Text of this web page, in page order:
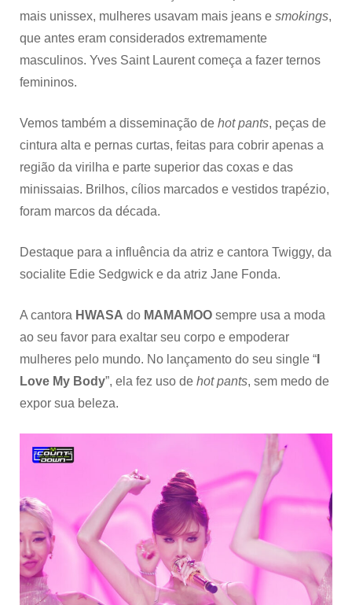
mais unissex, mulheres usavam mais jeans e smokings,
que antes eram considerados extremamente
masculinos. Yves Saint Laurent começa a fazer ternos
femininos.
Vemos também a disseminação de hot pants, peças de
cintura alta e pernas curtas, feitas para cobrir apenas a
região da virilha e parte superior das coxas e das
minissaias. Brilhos, cílios marcados e vestidos trapézio,
foram marcos da década.
Destaque para a influência da atriz e cantora Twiggy, da
socialite Edie Sedgwick e da atriz Jane Fonda.
A cantora HWASA do MAMAMOO sempre usa a moda
ao seu favor para exaltar seu corpo e empoderar
mulheres pelo mundo. No lançamento do seu single “
Love My Body”, ela fez uso de hot pants, sem medo de
expor sua beleza.